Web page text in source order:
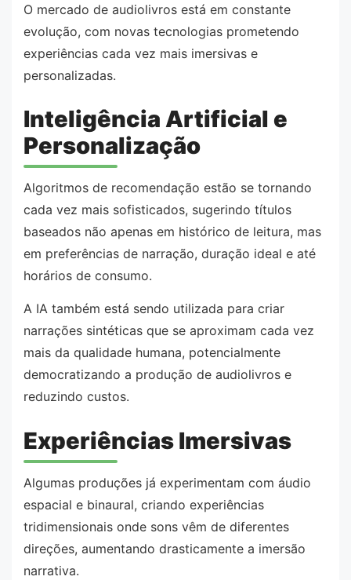
O mercado de audiolivros está em constante
evolução, com novas tecnologias prometendo
experiências cada vez mais imersivas e
personalizadas.
Inteligência Artificial e
Personalização
Algoritmos de recomendação estão se tornando
cada vez mais sofisticados, sugerindo títulos
baseados não apenas em histórico de leitura, mas
em preferências de narração, duração ideal e até
horários de consumo.
A IA também está sendo utilizada para criar
narrações sintéticas que se aproximam cada vez
mais da qualidade humana, potencialmente
democratizando a produção de audiolivros e
reduzindo custos.
Experiências Imersivas
Algumas produções já experimentam com áudio
espacial e binaural, criando experiências
tridimensionais onde sons vêm de diferentes
direções, aumentando drasticamente a imersão
narrativa.